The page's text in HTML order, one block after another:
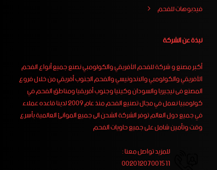
فيدبوهات للفحم
نبذة عن الشركة
أكبر مصنع و شركة للفحم الأفريقي والكولومبي نصنع جميع أنواع الفحم
الأفريقي والكولومبي والاندونيسي والفحم الجنوب أفريقي من خلال فروع
المصنع فى نيجيريا والسودان وكينيا وجنوب أفريقيا ومناطق الفحم في
كولومبيا نعمل في مجال تصنيع الفحم منذ عام 2009 لدينا قاعده عملاء
في جميع دول العالم توفر الشركة الشحن الى جميع الموانئ العالمية بأسرع
وقت وتأمين شامل على جميع حاويات الفحم
للمزيد تواصل معنا :
00201207001511